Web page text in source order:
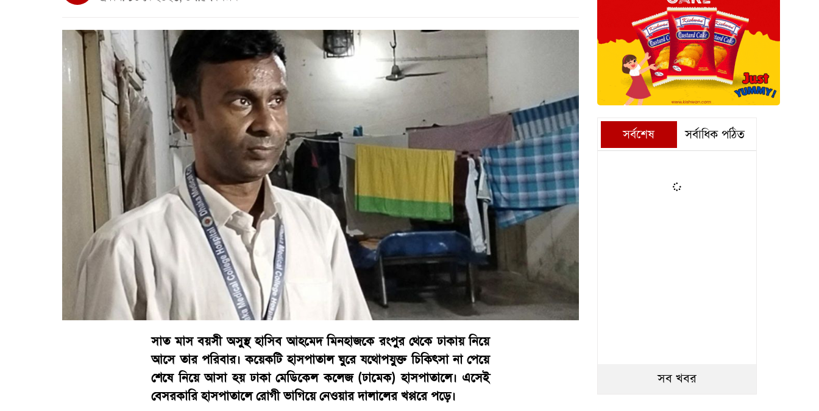
সাত মাস বয়সী অসুস্থ হাসিব আহমেদ মিনহাজকে রংপুর থেকে ঢাকায় নিয়ে
আসে তার পরিবার। কয়েকটি হাসপাতাল ঘুরে যথোপযুক্ত চিকিৎসা না পেয়ে
শেষে নিয়ে আসা হয় ঢাকা মেডিকেল কলেজ (ঢামেক) হাসপাতালে। এসেই
বেসরকারি হাসপাতালে রোগী ভাগিয়ে নেওয়ার দালালের খপ্পরে পড়ে।
সর্বশেষ সর্বাধিক পঠিত
সব খবর